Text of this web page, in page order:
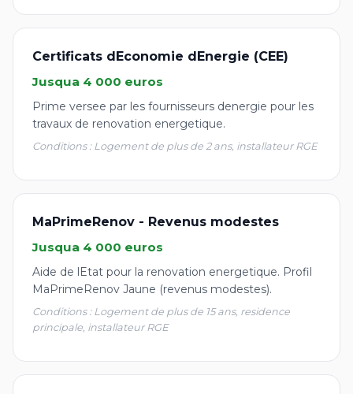
Certificats dEconomie dEnergie (CEE)
Jusqua 4 000 euros
Prime versee par les fournisseurs denergie pour les
travaux de renovation energetique.
Conditions : Logement de plus de 2 ans, installateur RGE
MaPrimeRenov - Revenus modestes
Jusqua 4 000 euros
Aide de lEtat pour la renovation energetique. Profil
MaPrimeRenov Jaune (revenus modestes).
Conditions : Logement de plus de 15 ans, residence
principale, installateur RGE